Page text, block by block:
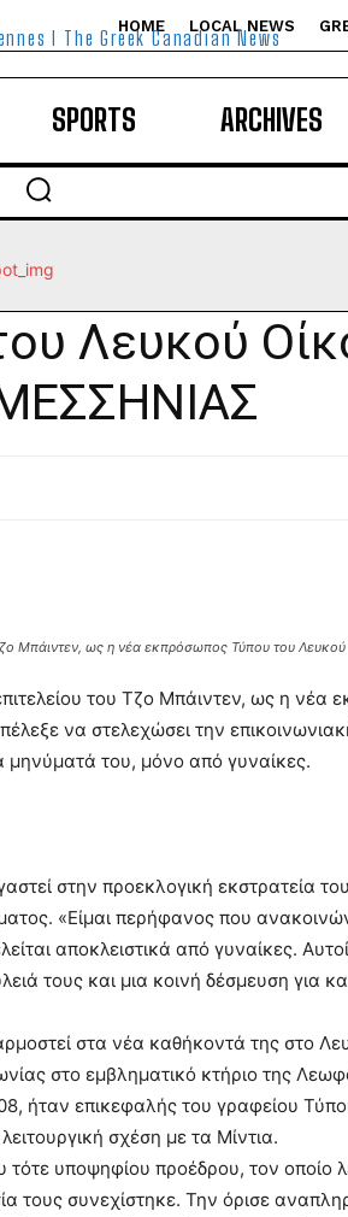
HOME LOCAL NEWS
I The Greek Canadian News
SPORTS ARCHIVES
Λευκού
Μπάιντεν, ως η νέα εκπρόσωπος Τύπου του Λευκού
του Τζο Μπάιντεν, ως η
να στελεχώσει την
μηνύματά του, μόνο από γυναίκες.
στην προεκλογική εκστρατεία
«Είμαι περήφανος που
αποκλειστικά από γυναίκες. Αυτοί
τους και μια κοινή δέσμευση για
στα νέα καθήκοντά της στο
στο εμβληματικό κτήριο της
ήταν επικεφαλής του γραφείου
σχέση με τα Μίντια.
υποψηφίου προέδρου, τον οποίο
τους συνεχίστηκε. Την όρισε